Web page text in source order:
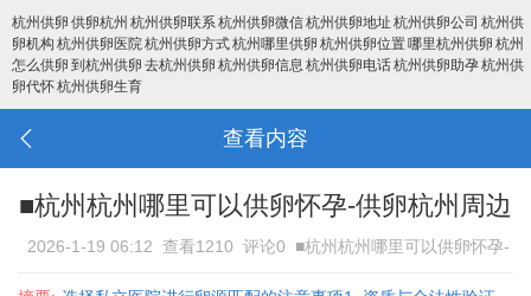
杭州供卵 供卵杭州 杭州供卵联系杭州供卵微信杭州供卵地址 杭州供卵公司 杭州供
卵机构 杭州供卵医院杭州供卵方式杭州哪里供卵 杭州供卵位置哪里杭州供卵 杭州
怎么供卵 到杭州供卵 去杭州供卵 杭州供卵信息 杭州供卵电话杭州供卵助孕杭州供
卵代怀杭州供卵生育
查看内容
■杭州杭州哪里可以供卵怀孕-供卵杭州周边
2026-1-19 06:12 查看1210 评论0
■杭州杭州哪里可以供卵怀孕-